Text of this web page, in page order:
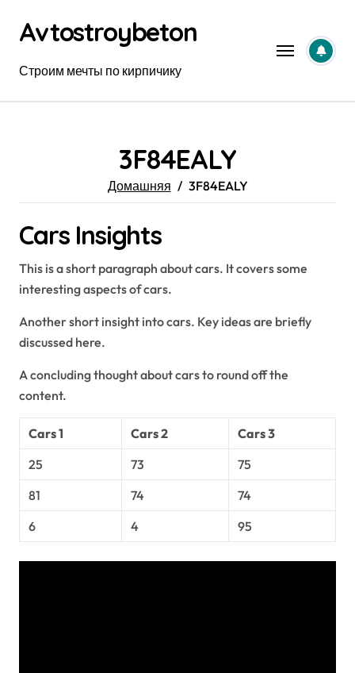
содержанию
Avtostroybeton
Строим мечты по кирпичику
3F84EALY
Домашняя 3F84EALY
Cars Insights
This is a short paragraph about cars. It covers some
interesting aspects of cars.
Another short insight into cars. Key ideas are briefly
discussed here.
A concluding thought about cars to round off the
content.
Cars 1 Cars 2
Cars 3
25
73
75
81
74
74
6
4 95